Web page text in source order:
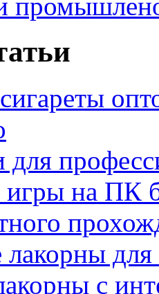
для
игры на ПК
для
с